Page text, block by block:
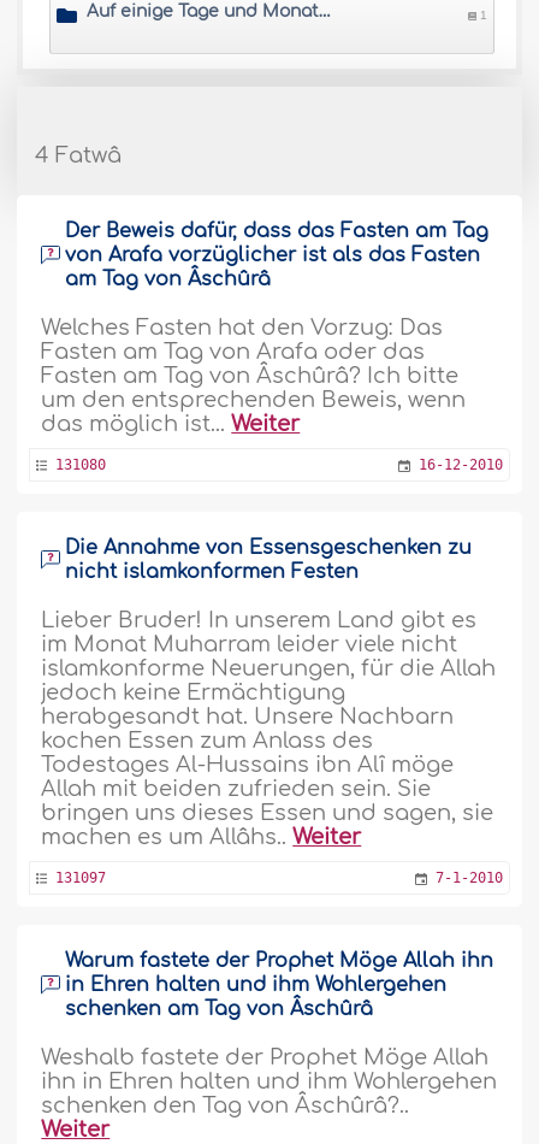
Auf einige Tage und Monate bezogene Neuerungen 1
4 Fatwâ
Der Beweis dafür, dass das Fasten am Tag
von Arafa vorzüglicher ist als das Fasten
am Tag von Âschûrâ
Welches Fasten hat den Vorzug: Das
Fasten am Tag von Arafa oder das
Fasten am Tag von Âschûrâ? Ich bitte
um den entsprechenden Beweis, wenn
das möglich ist...Weiter
131080 16-12-2010
Die Annahme von Essensgeschenken zu
nicht islamkonformen Festen
Lieber Bruder! In unserem Land gibt es
im Monat Muharram leider viele nicht
islamkonforme Neuerungen, für die Allah
jedoch keine Ermächtigung
herabgesandt hat. Unsere Nachbarn
kochen Essen zum Anlass des
Todestages Al-Hussains ibn Alî möge
Allah mit beiden zufrieden sein. Sie
bringen uns dieses Essen und sagen, sie
machen es um Allâhs..Weiter
131097 7-1-2010
Warum fastete der Prophet Möge Allah ihn
in Ehren halten und ihm Wohlergehen
schenken am Tag von Âschûrâ
Weshalb fastete der Prophet Möge Allah
ihn in Ehren halten und ihm Wohlergehen
schenken den Tag von Âschûrâ?..
Weiter